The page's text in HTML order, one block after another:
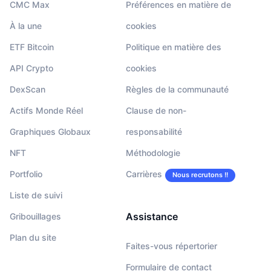
CMC Max
À la une
ETF Bitcoin
API Crypto
DexScan
Actifs Monde Réel
Graphiques Globaux
NFT
Portfolio
Liste de suivi
Gribouillages
Plan du site
Préférences en matière de
cookies
Politique en matière des
cookies
Règles de la communauté
Clause de non-
responsabilité
Méthodologie
Carrières Nous recrutons !!
Assistance
Faites-vous répertorier
Formulaire de contact